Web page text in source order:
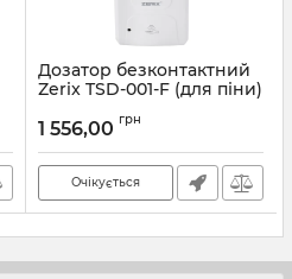
Дозатор безконтактний
Zerix TSD-001-F (для піни)
Артикул: ZX3250
1 556,00 грн
Очікується